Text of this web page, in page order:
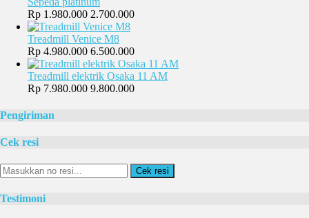
Rp 1.980.000 2.700.000
Treadmill Venice M8
Rp 4.980.000 6.500.000
Treadmill elektrik Osaka 11 AM
Rp 7.980.000 9.800.000
Pengiriman
Cek resi
Cek resi
Testimoni